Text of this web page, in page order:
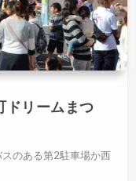
ドリームまつ
のある第2駐車場か西